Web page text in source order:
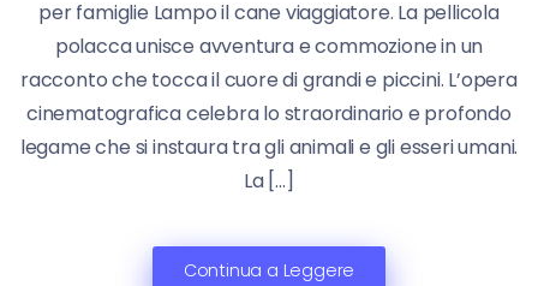
per famiglie Lampo il cane viaggiatore. La pellicola
polacca unisce avventura e commozione in un
racconto che tocca il cuore di grandi e piccini. L’opera
cinematografica celebra lo straordinario e profondo
legame che si instaura tra gli animali e gli esseri umani.
La […]
Continua a Leggere